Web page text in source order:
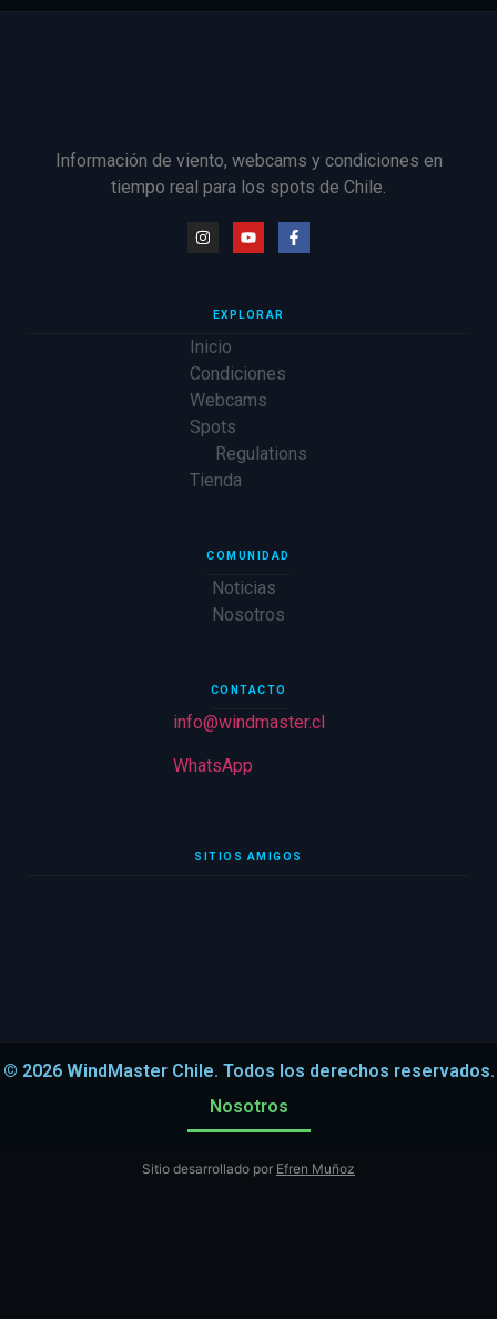
Información de viento, webcams y condiciones en
tiempo real para los spots de Chile.
EXPLORAR
Inicio
Condiciones
Webcams
Spots
Regulations
Tienda
COMUNIDAD
Noticias
Nosotros
CONTACTO
info@windmaster.cl
WhatsApp
SITIOS AMIGOS
© 2026 WindMaster Chile. Todos los derechos reservados.
Nosotros
Sitio desarrollado por Efren Muñoz